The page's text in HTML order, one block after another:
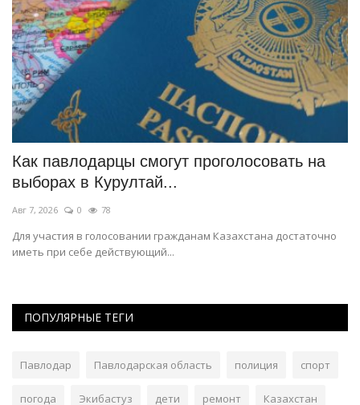
Как павлодарцы смогут проголосовать на
выборах в Курултай...
Авг 7, 2026 0 78
Для участия в голосовании гражданам Казахстана достаточно
иметь при себе действующий...
ПОПУЛЯРНЫЕ ТЕГИ
Павлодар Павлодарская область полиция спорт
погода Экибастуз дети ремонт Казахстан